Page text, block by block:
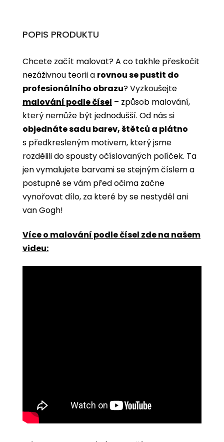
POPIS PRODUKTU
Chcete začít malovat? A co takhle přeskočit
nezáživnou teorii a rovnou se pustit do
profesionálního obrazu? Vyzkoušejte
malování podle čísel ­­– způsob malování,
který nemůže být jednodušší. Od nás si
objednáte sadu barev, štětců a plátno
s předkresleným motivem, který jsme
rozdělili do spousty očíslovaných políček. Ta
jen vymalujete barvami se stejným číslem a
postupně se vám před očima začne
vynořovat dílo, za které by se nestyděl ani
van Gogh!
Více o malování podle čísel zde na našem
videu: